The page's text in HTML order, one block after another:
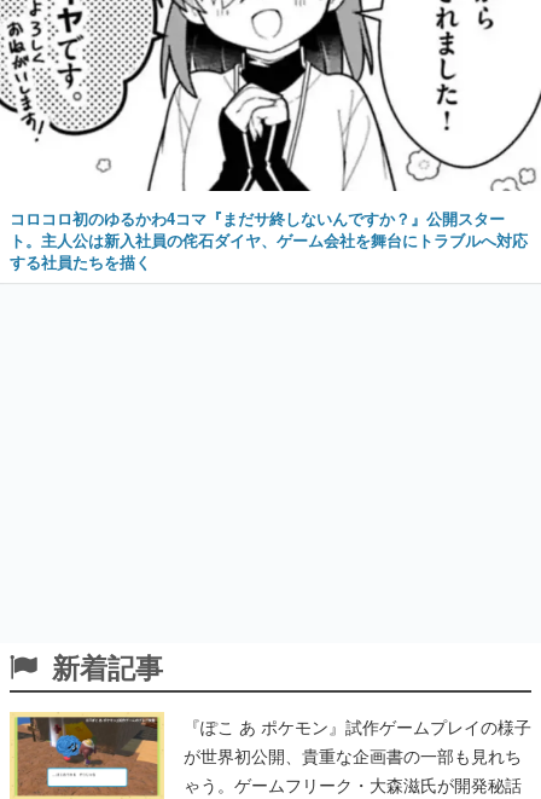
コロコロ初のゆるかわ4コマ『まだサ終しないんですか？』公開スター
ト。主人公は新入社員の侘石ダイヤ、ゲーム会社を舞台にトラブルへ対応
する社員たちを描く
新着記事
『ぽこ あ ポケモン』試作ゲームプレイの様子
が世界初公開、貴重な企画書の一部も見れち
ゃう。ゲームフリーク・大森滋氏が開発秘話